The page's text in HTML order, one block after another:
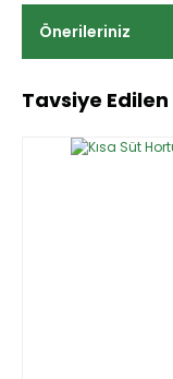
Önerileriniz
Tavsiye Edilen